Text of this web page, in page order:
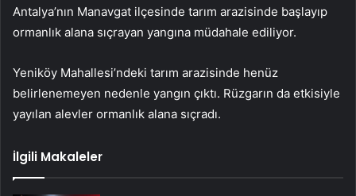
Antalya’nın Manavgat ilçesinde tarım arazisinde başlayıp
ormanlık alana sıçrayan yangına müdahale ediliyor.
Yeniköy Mahallesi’ndeki tarım arazisinde henüz
belirlenemeyen nedenle yangın çıktı. Rüzgarın da etkisiyle
yayılan alevler ormanlık alana sıçradı.
İlgili Makaleler